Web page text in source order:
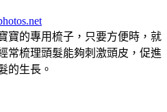
寶的專用梳子，只要方便時，就
常梳理頭髮能夠刺激頭皮，促進
的生長。